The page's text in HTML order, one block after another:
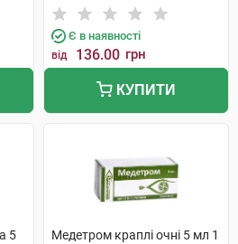
Тідж
Є в наявності
від 136.00 грн
КУПИТИ
5
Медетром краплі очні 5 мл 1